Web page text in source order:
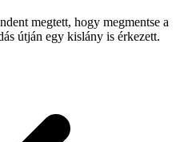
megtett, hogy megmentse a
útján egy kislány is érkezett.